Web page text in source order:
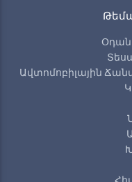
Ավտոմոբիլային